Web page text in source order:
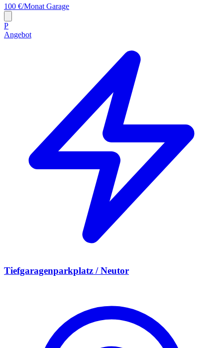
100 €/Monat Garage
P
Angebot
Tiefgaragenparkplatz / Neutor